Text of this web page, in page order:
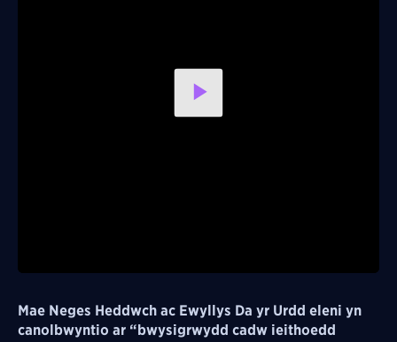
Play
Mae Neges Heddwch ac Ewyllys Da yr Urdd eleni yn
canolbwyntio ar “bwysigrwydd cadw ieithoedd